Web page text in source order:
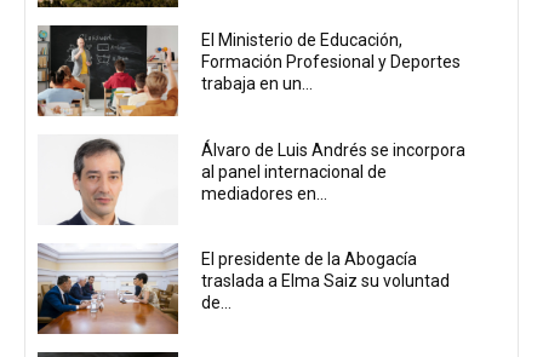
El Ministerio de Educación,
Formación Profesional y Deportes
trabaja en un...
Álvaro de Luis Andrés se incorpora
al panel internacional de
mediadores en...
El presidente de la Abogacía
traslada a Elma Saiz su voluntad
de...